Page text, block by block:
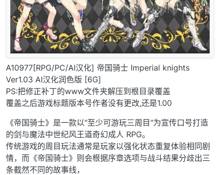
A10977[RPG/PC/AI汉化] 帝国骑士 Imperial knights
Ver1.03 AI汉化润色版 [6G]
PS:把修正补丁的www文件夹解压到根目录覆盖
覆盖之后游戏标题版本号作者没有更改,还是1.00
《帝国骑士》是一款以"至少可游玩三周目"为宣传口号打造
的剑与魔法中世纪风王道奇幻成人 RPG。
传统游戏的周目玩法通常是玩家以强化状态重复体验相同剧
情，而《帝国骑士》则会根据序章选项与战斗结果分歧出三
条截然不同的故事线，